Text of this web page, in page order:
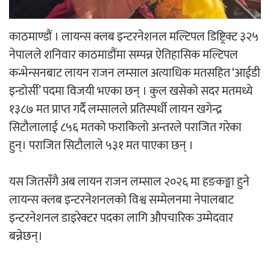
अर्जुन चन्द्रको ‘संवेदनाका प्रतिध्वनि’
मुक्तकसङ्ग्रह लोकार्पण
‘दुर्गा’ निर्माण गर्दै सम्राट
काठमाण्डौं । लायन्स क्लब इन्टरनेशनल मल्टिपल डिष्ट्रिक्ट ३२५
नेपालले शनिवार काठमाडौंमा सम्पन्न ऐतिहासिक मल्टिपल
कन्भेन्सनबाट लायन राजन लम्साल अत्याधिक मतसहित ‘आईडी
इन्डोर्सी’ पदमा विजयी भएका छन् । कुल खसेको सदर मतमध्ये
१३८७ मत प्राप्त गर्दै लम्सालले प्रतिस्पर्धी लायन खगेन्द्र
सिटौलालाई ८५६ मतको फराकिलो अन्तरले पराजित गरेका
हुन्। पराजित सिटौलाले ५३१ मत पाएका छन् ।
यस जितसँगै अब लायन राजन लम्साल २०२६ मा हङकङ्मा हुने
लायन्स क्लब इन्टरनेशनलको विश्व सम्मेलनमा नेपालबाट
इन्टरनेशनल डाइरेक्टर पदका लागि औपचारिक उम्मेदवार
बन्नेछन्।